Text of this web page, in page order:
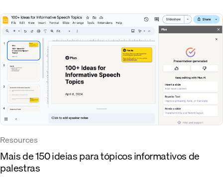
Resources
Mais de 150 ideias para tópicos informativos de
palestras